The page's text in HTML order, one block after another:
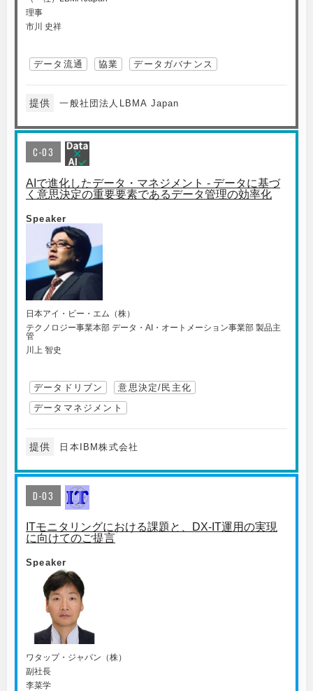
理事
市川 史祥
データ流通 協業 データガバナンス
提供 一般社団法人LBMA Japan
C-03
AIで進化したデータ・マネジメント - データに基づ
く意思決定の重要要素であるデータ管理の効率化
Speaker
日本アイ・ビー・エム（株）
テクノロジー事業本部 データ・AI・オートメーション事業部 製品主
管
川上 智史
データドリブン
意思決定/民主化
データマネジメント
提供 日本IBM株式会社
D-03
ITモニタリングにおける課題と、DX-IT運用の実現
に向けてのご提言
Speaker
ワタップ・ジャパン（株）
副社長
李菜学